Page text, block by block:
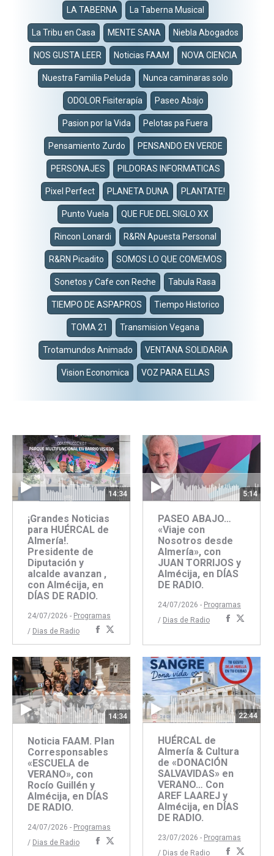
LA TABERNA La Taberna Musical
La Tribu en Casa MENTE SANA Niebla Abogados
NOS GUSTA LEER Noticias FAAM NOVA CIENCIA
Nuestra Familia Peluda Nunca caminaras solo
ODOLOR Fisiterapía Paseo Abajo
Pasion por la Vida Pelotas pa Fuera
Pensamiento Zurdo PENSANDO EN VERDE
PERSONAJES PILDORAS INFORMATICAS
Pixel Perfect PLANETA DUNA PLANTATE!
Punto Vuela QUE FUE DEL SIGLO XX
Rincon Lonardi R&RN Apuesta Personal
R&RN Picadito SOMOS LO QUE COMEMOS
Sonetos y Cafe con Reche Tabula Rasa
TIEMPO DE ASPAPROS Tiempo Historico
TOMA 21 Transmision Vegana
Trotamundos Animado VENTANA SOLIDARIA
Vision Economica VOZ PARA ELLAS
14:34
¡Grandes Noticias
para HUÉRCAL de
Almería!.
Presidente de
Diputación y
alcalde avanzan ,
con Almécija, en
DÍAS DE RADIO.
24/07/2026 - Programas
/ Dias de Radio
Compartir
con
Facebook
con
Twitter
5:14
PASEO ABAJO…
«Viaje con
Nosotros desde
Almería», con
JUAN TORRIJOS y
Almécija, en DÍAS
DE RADIO.
24/07/2026 - Programas
/ Dias de Radio
Compartir
14:34
Noticia FAAM. Plan
Corresponsables
«ESCUELA de
VERANO», con
Rocío Guillén y
Almécija, en DÍAS
DE RADIO.
24/07/2026 - Programas
/ Dias de Radio
Compartir
22:44
HUÉRCAL de
Almería & Cultura
de «DONACIÓN
SALVAVIDAS» en
VERANO… Con
AREF LAAREJ y
Almécija, en DÍAS
DE RADIO.
23/07/2026 - Programas
/ Dias de Radio Compartir